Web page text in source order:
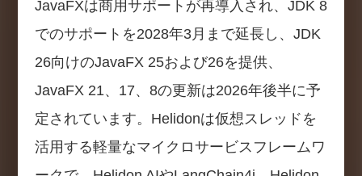
JavaFXは商用サポートが再導入され、JDK 8
でのサポートを2028年3月まで延長し、JDK
26向けのJavaFX 25および26を提供、
JavaFX 21、17、8の更新は2026年後半に予
定されています。Helidonは仮想スレッドを
活用する軽量なマイクロサービスフレームワ